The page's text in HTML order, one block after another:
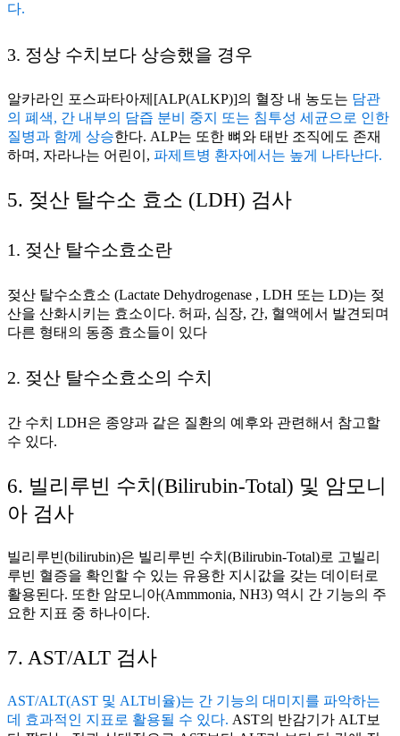
다.
3. 정상 수치보다 상승했을 경우
알카라인 포스파타아제[ALP(ALKP)]의 혈장 내 농도는 담관
의 폐색, 간 내부의 담즙 분비 중지 또는 침투성 세균으로 인한
질병과 함께 상승한다. ALP는 또한 뼈와 태반 조직에도 존재
하며, 자라나는 어린이, 파제트병 환자에서는 높게 나타난다.
5. 젖산 탈수소 효소 (LDH) 검사
1. 젖산 탈수소효소란
젖산 탈수소효소 (Lactate Dehydrogenase , LDH 또는 LD)는 젖
산을 산화시키는 효소이다. 허파, 심장, 간, 혈액에서 발견되며
다른 형태의 동종 효소들이 있다
2. 젖산 탈수소효소의 수치
간 수치 LDH은 종양과 같은 질환의 예후와 관련해서 참고할
수 있다.
6. 빌리루빈 수치(Bilirubin-Total) 및 암모니
아 검사
빌리루빈(bilirubin)은 빌리루빈 수치(Bilirubin-Total)로 고빌리
루빈 혈증을 확인할 수 있는 유용한 지시값을 갖는 데이터로
활용된다. 또한 암모니아(Ammmonia, NH3) 역시 간 기능의 주
요한 지표 중 하나이다.
7. AST/ALT 검사
AST/ALT(AST 및 ALT비율)는 간 기능의 대미지를 파악하는
데 효과적인 지표로 활용될 수 있다. AST의 반감기가 ALT보